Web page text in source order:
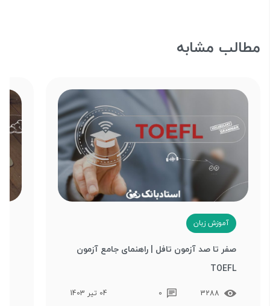
مطالب مشابه
آموزش زبان
صفر تا صد آزمون تافل | راهنمای جامع آزمون
TOEFL
3288
0 04 تیر 1403